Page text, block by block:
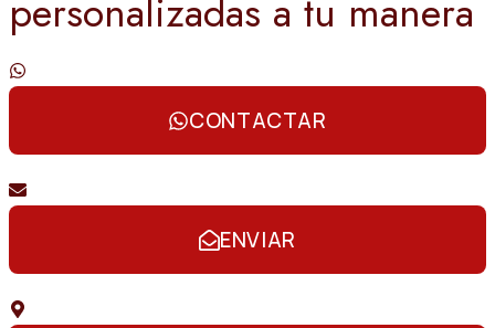
personalizadas a tu manera
CONTACTAR
ENVIAR